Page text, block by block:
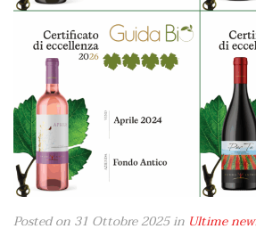
Posted on 31 Ottobre 2025in Ultime